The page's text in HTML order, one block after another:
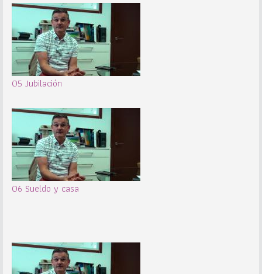
05 Jubilación
06 Sueldo y casa